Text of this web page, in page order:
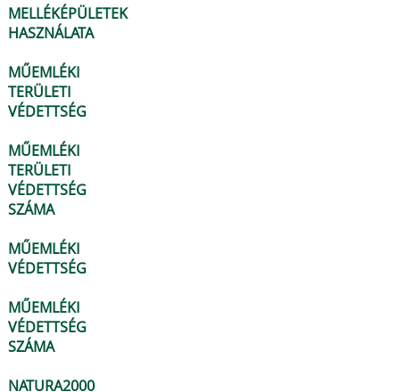
MELLÉKÉPÜLETEK
HASZNÁLATA
MŰEMLÉKI
TERÜLETI
VÉDETTSÉG
MŰEMLÉKI
TERÜLETI
VÉDETTSÉG
SZÁMA
MŰEMLÉKI
VÉDETTSÉG
MŰEMLÉKI
VÉDETTSÉG
SZÁMA
NATURA2000